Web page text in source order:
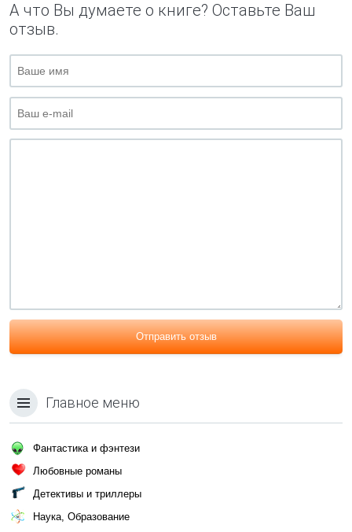
А что Вы думаете о книге? Оставьте Ваш
отзыв.
Отправить отзыв
Главное меню
Фантастика и фэнтези
Любовные романы
Детективы и триллеры
Наука, Образование